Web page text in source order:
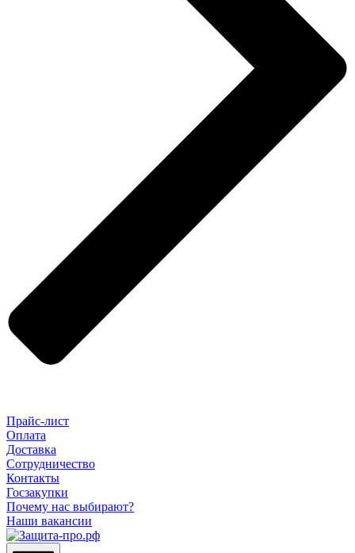
Прайс-лист
Оплата
Доставка
Сотрудничество
Контакты
Госзакупки
Почему нас выбирают?
Наши вакансии